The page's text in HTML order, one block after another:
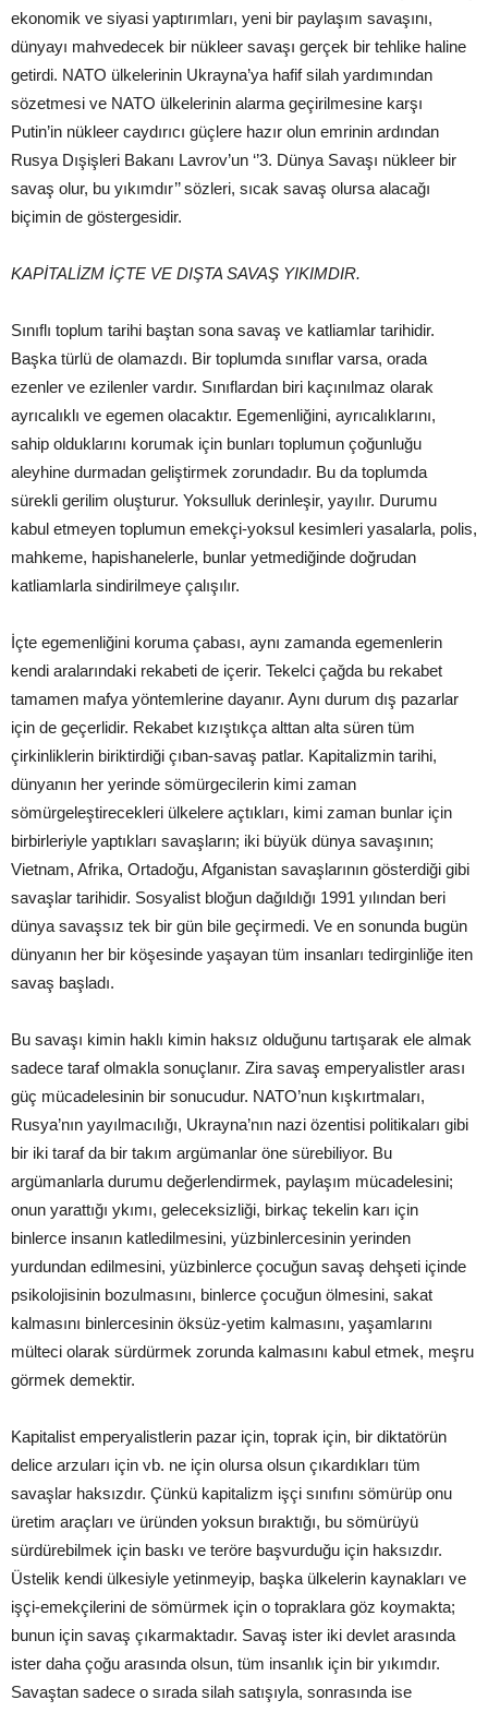
ekonomik ve siyasi yaptırımları, yeni bir paylaşım savaşını,
dünyayı mahvedecek bir nükleer savaşı gerçek bir tehlike haline
getirdi. NATO ülkelerinin Ukrayna’ya hafif silah yardımından
sözetmesi ve NATO ülkelerinin alarma geçirilmesine karşı
Putin’in nükleer caydırıcı güçlere hazır olun emrinin ardından
Rusya Dışişleri Bakanı Lavrov’un ‘’3. Dünya Savaşı nükleer bir
savaş olur, bu yıkımdır’’ sözleri, sıcak savaş olursa alacağı
biçimin de göstergesidir.
KAPİTALİZM İÇTE VE DIŞTA SAVAŞ YIKIMDIR.
Sınıflı toplum tarihi baştan sona savaş ve katliamlar tarihidir.
Başka türlü de olamazdı. Bir toplumda sınıflar varsa, orada
ezenler ve ezilenler vardır. Sınıflardan biri kaçınılmaz olarak
ayrıcalıklı ve egemen olacaktır. Egemenliğini, ayrıcalıklarını,
sahip olduklarını korumak için bunları toplumun çoğunluğu
aleyhine durmadan geliştirmek zorundadır. Bu da toplumda
sürekli gerilim oluşturur. Yoksulluk derinleşir, yayılır. Durumu
kabul etmeyen toplumun emekçi-yoksul kesimleri yasalarla, polis,
mahkeme, hapishanelerle, bunlar yetmediğinde doğrudan
katliamlarla sindirilmeye çalışılır.
İçte egemenliğini koruma çabası, aynı zamanda egemenlerin
kendi aralarındaki rekabeti de içerir. Tekelci çağda bu rekabet
tamamen mafya yöntemlerine dayanır. Aynı durum dış pazarlar
için de geçerlidir. Rekabet kızıştıkça alttan alta süren tüm
çirkinliklerin biriktirdiği çıban-savaş patlar. Kapitalizmin tarihi,
dünyanın her yerinde sömürgecilerin kimi zaman
sömürgeleştirecekleri ülkelere açtıkları, kimi zaman bunlar için
birbirleriyle yaptıkları savaşların; iki büyük dünya savaşının;
Vietnam, Afrika, Ortadoğu, Afganistan savaşlarının gösterdiği gibi
savaşlar tarihidir. Sosyalist bloğun dağıldığı 1991 yılından beri
dünya savaşsız tek bir gün bile geçirmedi. Ve en sonunda bugün
dünyanın her bir köşesinde yaşayan tüm insanları tedirginliğe iten
savaş başladı.
Bu savaşı kimin haklı kimin haksız olduğunu tartışarak ele almak
sadece taraf olmakla sonuçlanır. Zira savaş emperyalistler arası
güç mücadelesinin bir sonucudur. NATO’nun kışkırtmaları,
Rusya’nın yayılmacılığı, Ukrayna’nın nazi özentisi politikaları gibi
bir iki taraf da bir takım argümanlar öne sürebiliyor. Bu
argümanlarla durumu değerlendirmek, paylaşım mücadelesini;
onun yarattığı ykımı, geleceksizliği, birkaç tekelin karı için
binlerce insanın katledilmesini, yüzbinlercesinin yerinden
yurdundan edilmesini, yüzbinlerce çocuğun savaş dehşeti içinde
psikolojisinin bozulmasını, binlerce çocuğun ölmesini, sakat
kalmasını binlercesinin öksüz-yetim kalmasını, yaşamlarını
mülteci olarak sürdürmek zorunda kalmasını kabul etmek, meşru
görmek demektir.
Kapitalist emperyalistlerin pazar için, toprak için, bir diktatörün
delice arzuları için vb. ne için olursa olsun çıkardıkları tüm
savaşlar haksızdır. Çünkü kapitalizm işçi sınıfını sömürüp onu
üretim araçları ve üründen yoksun bıraktığı, bu sömürüyü
sürdürebilmek için baskı ve teröre başvurduğu için haksızdır.
Üstelik kendi ülkesiyle yetinmeyip, başka ülkelerin kaynakları ve
işçi-emekçilerini de sömürmek için o topraklara göz koymakta;
bunun için savaş çıkarmaktadır. Savaş ister iki devlet arasında
ister daha çoğu arasında olsun, tüm insanlık için bir yıkımdır.
Savaştan sadece o sırada silah satışıyla, sonrasında ise